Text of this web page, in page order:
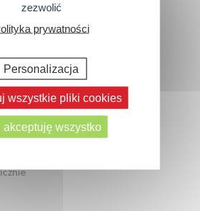
–
zezwolić
prywatności
Personalizacja
wszystkie pliki cookies
akceptuję wszystko